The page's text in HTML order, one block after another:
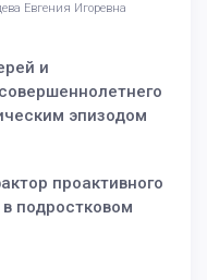
Евгения Игоревна
и
эпизодом
проактивного
подростковом